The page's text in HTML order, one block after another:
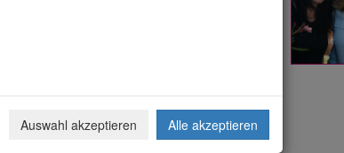
Auswahl akzeptieren Alle akzeptieren